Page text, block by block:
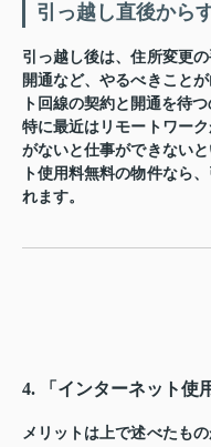
引っ越し直後から
引っ越し後は、住所変更
開通など、やるべきこと
ト回線の契約と開通を待
特に最近はリモートワー
がないと仕事ができない
ト使用料無料の物件なら
れます。
4. 「インターネット使
メリットは上で述べたも